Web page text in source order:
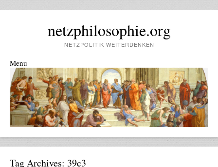
netzphilosophie.org
NETZPOLITIK WEITERDENKEN
Menu
Skip to content
Tag Archives: 39c3